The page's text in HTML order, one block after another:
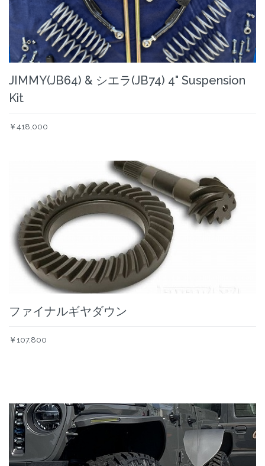
JIMMY(JB64) & シエラ(JB74) 4" Suspension
Kit
￥418,000
ファイナルギヤダウン
￥107,800